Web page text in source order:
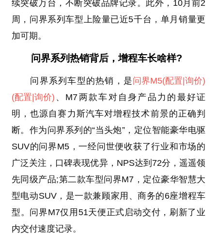
续突破万台，不断突破品牌记录。此外，10月前2
周，问界系列车型上险量已近5千台，单月销量更
加可期。
问界系列热销背后，增程车长啥样?
问界系列车型的热销，是问界M5(配置|询价)
(配置|询价) 、M7两款车对自身产品力的最好证
明，也源自赛力斯汽车对增程技术前景的正确判
断。作为问界系列的“当头炮”，定位智能豪华电驱
SUV的问界M5，一经问世便收获了行业和市场的
广泛关注，口碑表现优异，NPS达到72分，遥遥领
先同级产品;第二款车型问界M7，定位豪华智慧大
型电动SUV，是一款兼顾家用、商务的6座增程车
型。问界M7仅用51天便正式启动交付，刷新了业
内交付速度记录。